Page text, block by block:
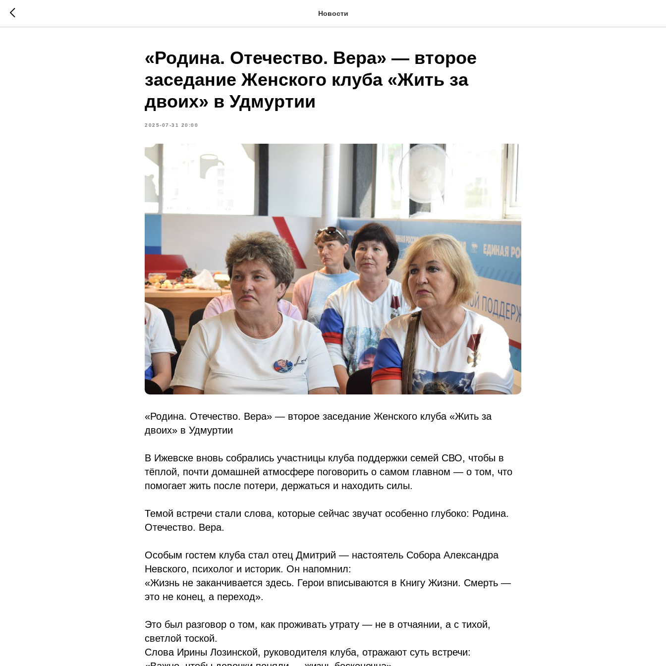
Новости
«Родина. Отечество. Вера» — второе
заседание Женского клуба «Жить за
двоих» в Удмуртии
2025-07-31 20:00
«Родина. Отечество. Вера» — второе заседание Женского клуба «Жить за
двоих» в Удмуртии
В Ижевске вновь собрались участницы клуба поддержки семей СВО, чтобы в
тёплой, почти домашней атмосфере поговорить о самом главном — о том, что
помогает жить после потери, держаться и находить силы.
Темой встречи стали слова, которые сейчас звучат особенно глубоко: Родина.
Отечество. Вера.
Особым гостем клуба стал отец Дмитрий — настоятель Собора Александра
Невского, психолог и историк. Он напомнил:
«Жизнь не заканчивается здесь. Герои вписываются в Книгу Жизни. Смерть —
это не конец, а переход».
Это был разговор о том, как проживать утрату — не в отчаянии, а с тихой,
светлой тоской.
Слова Ирины Лозинской, руководителя клуба, отражают суть встречи: